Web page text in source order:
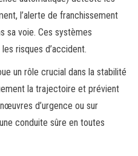
l’alerte de franchissement
sa voie. Ces systèmes
risques d’accident.
un rôle crucial dans la stabilité
la trajectoire et prévient
d’urgence ou sur
conduite sûre en toutes